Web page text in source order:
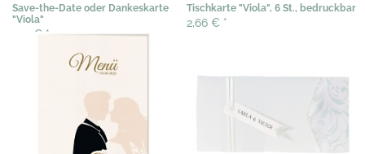
Save-the-Date oder Dankeskarte
"Viola"
1,12 € *
Tischkarte "Viola", 6 St., bedruckbar
2,66 € *